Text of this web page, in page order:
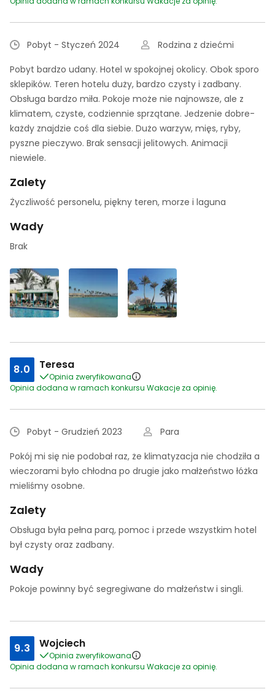
Pobyt - Styczeń 2024
Rodzina z dziećmi
Pobyt bardzo udany. Hotel w spokojnej okolicy. Obok sporo
sklepików. Teren hotelu duży, bardzo czysty i zadbany.
Obsługa bardzo miła. Pokoje może nie najnowsze, ale z
klimatem, czyste, codziennie sprzątane. Jedzenie dobre-
każdy znajdzie coś dla siebie. Dużo warzyw, mięs, ryby,
pyszne pieczywo. Brak sensacji jelitowych. Animacji
niewiele.
Zalety
Życzliwość personelu, piękny teren, morze i laguna
Wady
Brak
8.0 Teresa
Opinia zweryfikowana
Opinia dodana w ramach konkursu Wakacje za opinię.
Pobyt - Grudzień 2023
Para
Pokój mi się nie podobał raz, że klimatyzacja nie chodziła a
wieczorami było chłodna po drugie jako małżeństwo łóżka
mieliśmy osobne.
Zalety
Obsługa była pełna parą, pomoc i przede wszystkim hotel
był czysty oraz zadbany.
Wady
Pokoje powinny być segregiwane do małżeństw i singli.
9.3 Wojciech
Opinia zweryfikowana
Opinia dodana w ramach konkursu Wakacje za opinię.